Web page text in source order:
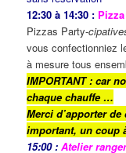
12:30 à 14:30 :
Pizzas Party-
vous confectionniez
à mesure tous
IMPORTANT : car
chaque chauffe …
Merci d’apporter
important, un coup
15:00 : Atelier